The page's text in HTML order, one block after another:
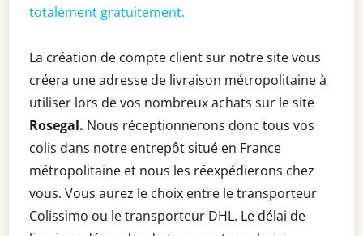
totalement gratuitement.
La création de compte client sur notre site vous
créera une adresse de livraison métropolitaine à
utiliser lors de vos nombreux achats sur le site
Rosegal. Nous réceptionnerons donc tous vos
colis dans notre entrepôt situé en France
métropolitaine et nous les réexpédierons chez
vous. Vous aurez le choix entre le transporteur
Colissimo ou le transporteur DHL. Le délai de